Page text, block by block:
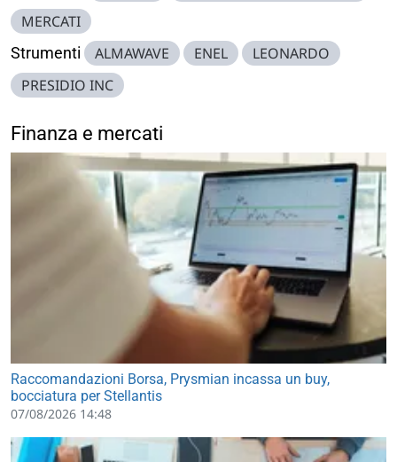
MERCATI
Strumenti ALMAWAVE ENEL
LEONARDO
PRESIDIO INC
Finanza e mercati
Raccomandazioni Borsa, Prysmian incassa un buy,
bocciatura per Stellantis
07/08/2026 14:48